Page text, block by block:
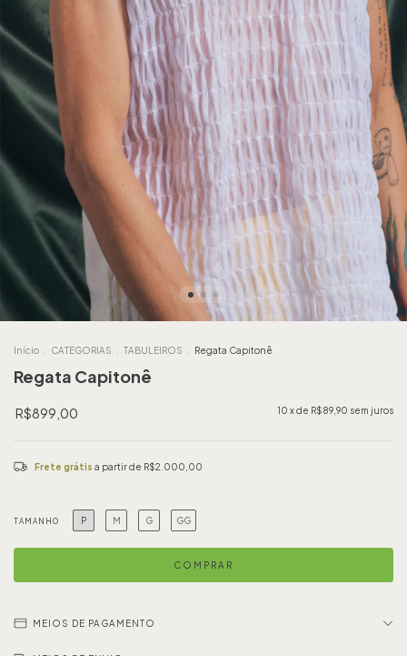
Início CATEGORIAS TABULEIROS Regata Capitonê
Regata Capitonê
R$899,00 10 x de R$89,90 sem juros
Frete grátis a partir de R$2.000,00
TAMANHO P M G GG
MEIOS DE PAGAMENTO